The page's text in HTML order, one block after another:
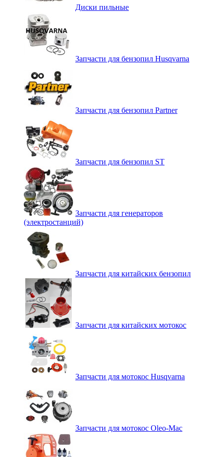
Диски пильные
Запчасти для бензопил Husqvarna
Запчасти для бензопил Partner
Запчасти для бензопил ST
Запчасти для генераторов
(электростанций)
Запчасти для китайских бензопил
Запчасти для китайских мотокос
Запчасти для мотокос Husqvarna
Запчасти для мотокос Oleo-Mac